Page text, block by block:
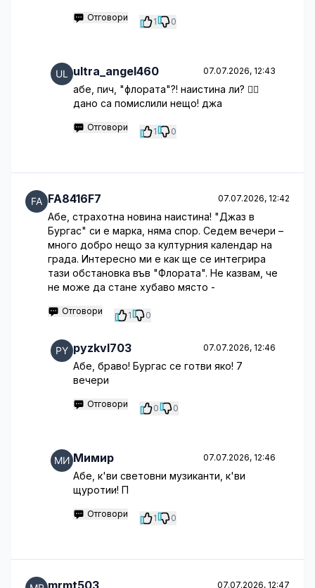
Отговори 1 0
ultra_angel460 07.07.2026, 12:43
абе, пич, "флората"?! наистина ли? 🤦‍♂️
дано са помислили нещо! джа
Отговори 1 0
FA8416F7 07.07.2026, 12:42
Абе, страхотна новина наистина! "Джаз в
Бургас" си е марка, няма спор. Седем вечери –
много добро нещо за културния календар на
града. Интересно ми е как ще се интегрира
тази обстановка във "Флората". Не казвам, че
не може да стане хубаво място -
Отговори 1 0
pyzkvl703 07.07.2026, 12:46
Абе, браво! Бургас се готви яко! 7
вечери
Отговори 0 0
Мимир 07.07.2026, 12:46
Абе, к'ви световни музиканти, к'ви
щуротии! П
Отговори 1 0
mrmt503 07.07.2026, 12:47